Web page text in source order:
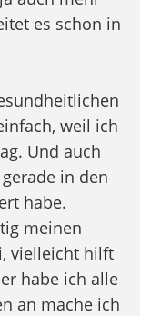
es schon in
weil ich
Und auch
in den
habe.
meinen
vielleicht hilft
habe ich alle
an mache ich